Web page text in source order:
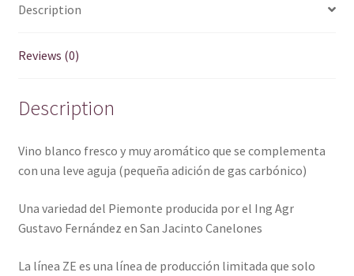
Description
Reviews (0)
Description
Vino blanco fresco y muy aromático que se complementa
con una leve aguja (pequeña adición de gas carbónico)
Una variedad del Piemonte producida por el Ing Agr
Gustavo Fernández en San Jacinto Canelones
La línea ZE es una línea de producción limitada que solo